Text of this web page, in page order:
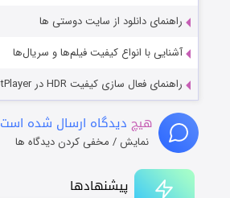
پیشنهادها
راهنمای دانلود از سایت دوستی ها
آشنایی با انواع کیفیت فیلم‌ها و سریال‌ها
راهنمای فعال سازی کیفیت HDR در PotPlayer
هیچ دیدگاه ارسال شده است
نمایش / مخفی کردن دیدگاه ها